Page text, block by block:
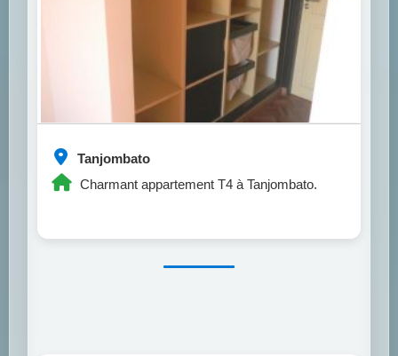
Tanjombato
Charmant appartement T4 à Tanjombato.